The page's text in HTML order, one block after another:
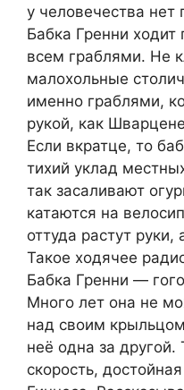
у человечества нет
Бабка Гренни ходит
всем граблями. Не
малохольные
именно граблями,
рукой, как
Если вкратце, то
тихий уклад
так засаливают
катаются на
оттуда растут
Такое ходячее
Бабка Гренни —
Много лет она не
над своим
неё одна за
скорость,